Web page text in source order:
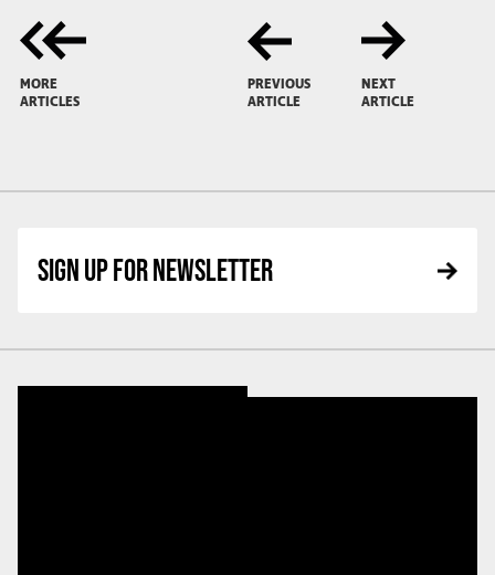
MORE
ARTICLES
PREVIOUS
ARTICLE
NEXT
ARTICLE
SIGN UP FOR NEWSLETTER